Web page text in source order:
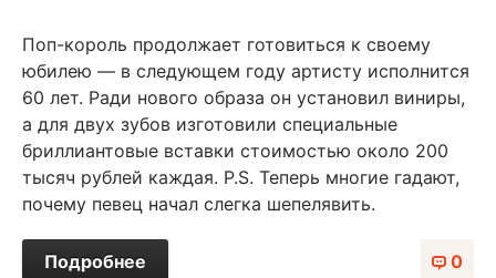
Поп-король продолжает готовиться к своему
юбилею — в следующем году артисту исполнится
60 лет. Ради нового образа он установил виниры,
а для двух зубов изготовили специальные
бриллиантовые вставки стоимостью около 200
тысяч рублей каждая. P.S. Теперь многие гадают,
почему певец начал слегка шепелявить.
0
Подробнее